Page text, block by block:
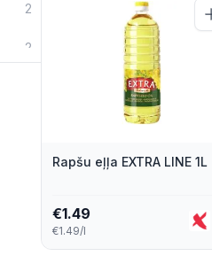
2
2
Rapšu eļļa EXTRA LINE 1L
€1.49
€1.49/l